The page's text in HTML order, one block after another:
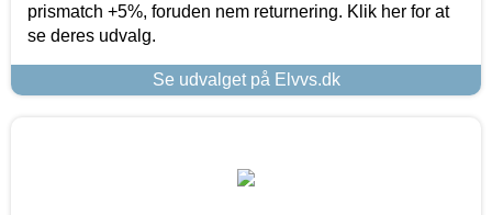
prismatch +5%, foruden nem returnering. Klik her for at
se deres udvalg.
Se udvalget på Elvvs.dk